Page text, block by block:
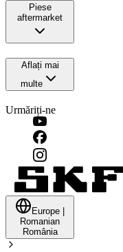
Piese
aftermarket
Aflați mai
multe
Urmăriți-ne
Europe
Romanian
România